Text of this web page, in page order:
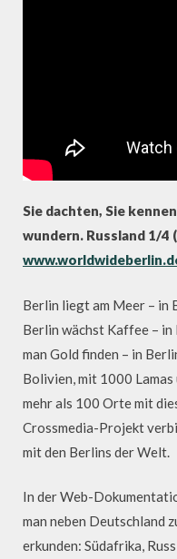
Sie dachten, Sie
wundern. Russland 1/4
Berlin liegt am Meer – in
Berlin wächst Kaffee – in
man Gold finden – in
Bolivien, mit 1000
mehr als 100 Orte mit
Crossmedia-Projekt
mit den Berlins der Welt.
In der Web-
man neben Deutschland
erkunden: Südafrika,